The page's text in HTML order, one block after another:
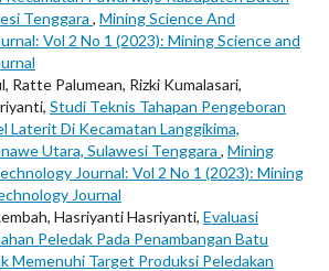
Tenggara , Mining Science And
Vol 2 No 1 (2023): Mining Science and
Ratte Palumean, Rizki Kumalasari,
Studi Teknis Tahapan Pengeboran
Laterit Di Kecamatan Langgikima,
Utara, Sulawesi Tenggara , Mining
Journal: Vol 2 No 1 (2023): Mining
Journal
Hasriyanti Hasriyanti, Evaluasi
Peledak Pada Penambangan Batu
Memenuhi Target Produksi Peledakan